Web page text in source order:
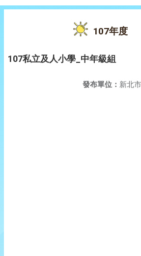
107年度
107私立及人小學_中年級組
發布單位： 新北